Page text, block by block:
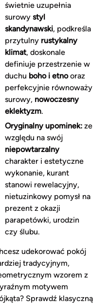
świetnie uzupełnia
surowy styl
skandynawski, podkreśla
przytulny rustykalny
klimat, doskonale
definiuje przestrzenie w
duchu boho i etnooraz
perfekcyjnie równoważy
surowy, nowoczesny
eklektyzm.
Oryginalny upominek:ze
względu na swój
niepowtarzalny
charakter i estetyczne
wykonanie, kurant
stanowi rewelacyjny,
nietuzinkowy pomysł na
prezent z okazji
parapetówki, urodzin
czy ślubu.
udekorować pokój
tradycyjnym,
wzorem z
motywem
Sprawdź klasyczną